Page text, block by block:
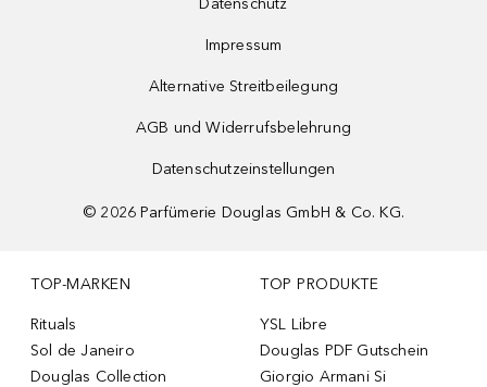
Datenschutz
Impressum
Alternative Streitbeilegung
AGB und Widerrufsbelehrung
Datenschutzeinstellungen
© 2026 Parfümerie Douglas GmbH & Co. KG.
TOP-MARKEN
Rituals
Sol de Janeiro
Douglas Collection
TOP PRODUKTE
YSL Libre
Douglas PDF Gutschein
Giorgio Armani Si